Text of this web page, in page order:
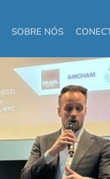
SOBRE NÓS